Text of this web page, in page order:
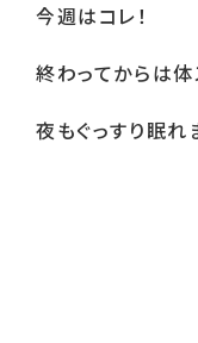
今週はコレ！
終わってからは体
夜もぐっすり眠れ